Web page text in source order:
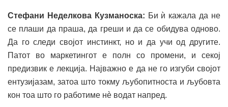
Стефани Неделкова Кузманоска: Би ѝ кажала да не
се плаши да праша, да греши и да се обидува одново.
Да го следи својот инстинкт, но и да учи од другите.
Патот во маркетингот е полн со промени, и секој
предизвик е лекција. Најважно е да не го изгуби својот
ентузијазам, затоа што токму љубопитноста и љубовта
кон тоа што го работиме нè водат напред.